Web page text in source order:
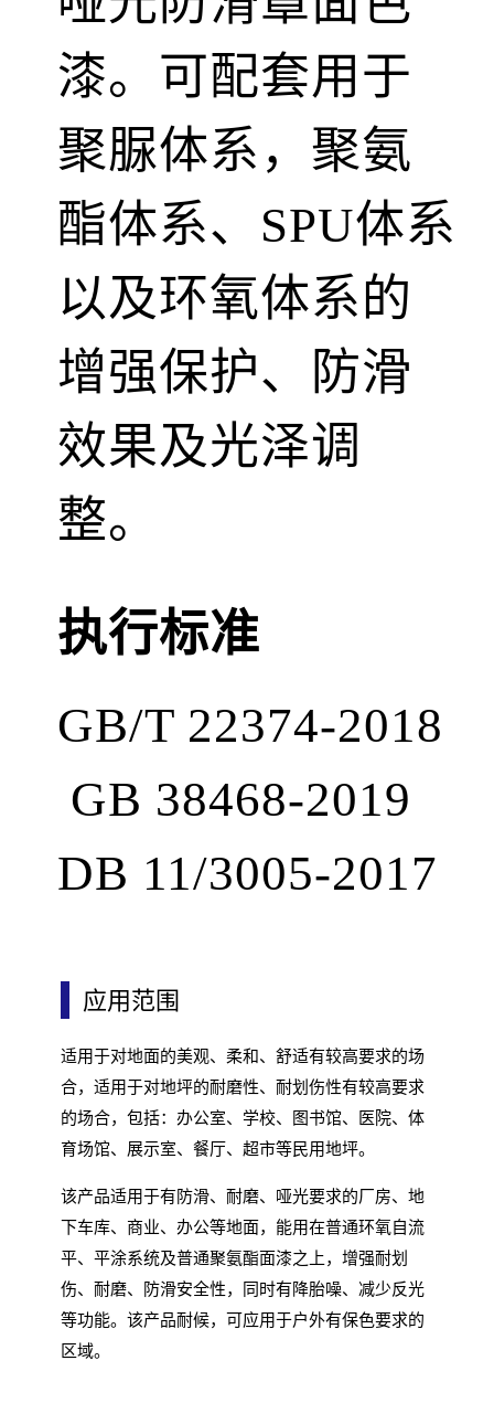
漆。可配套用于
聚脲体系，聚氨
酯体系、SPU体系
以及环氧体系的
增强保护、防滑
效果及光泽调
整。
执行标准
GB/T 22374-2018
GB 38468-2019
DB 11/3005-2017
应用范围
适用于对地面的美观、柔和、舒适有较高要求的场
合，适用于对地坪的耐磨性、耐划伤性有较高要求
的场合，包括：办公室、学校、图书馆、医院、体
育场馆、展示室、餐厅、超市等民用地坪。
该产品适用于有防滑、耐磨、哑光要求的厂房、地
下车库、商业、办公等地面，能用在普通环氧自流
平、平涂系统及普通聚氨酯面漆之上，增强耐划
伤、耐磨、防滑安全性，同时有降胎噪、减少反光
等功能。该产品耐候，可应用于户外有保色要求的
区域。